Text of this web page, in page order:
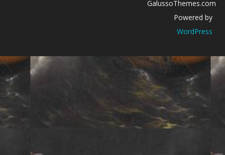
GalussoThemes.com
Powered by
WordPress